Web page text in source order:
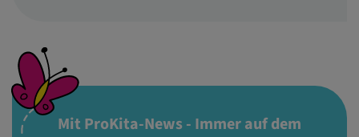
Mit ProKita-News - Immer auf dem